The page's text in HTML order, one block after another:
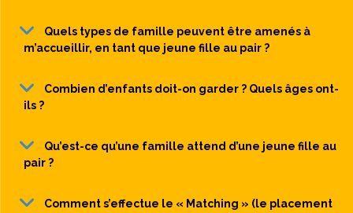
Quels types de famille peuvent être amenés à
m’accueillir, en tant que jeune fille au pair ?
Combien d’enfants doit-on garder ? Quels âges ont-
ils ?
Qu’est-ce qu’une famille attend d’une jeune fille au
pair ?
Comment s’effectue le « Matching » (le placement